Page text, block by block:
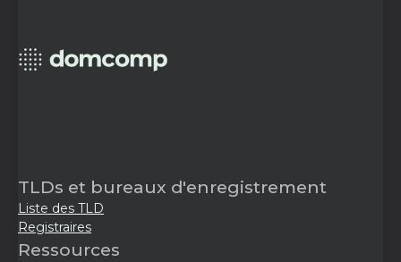
TLDs et bureaux d'enregistrement
Liste des TLD
Registraires
Ressources